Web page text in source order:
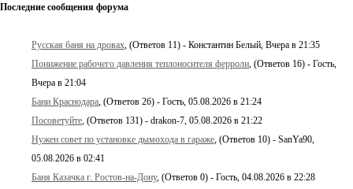
Последние сообщения форума
Русская баня на дровах , (Ответов 11) - Константин Белый, Вчера в 21:35
Понижение рабочего давления теплоносителя ферроли , (Ответов 16) - Гость,
Вчера в 21:04
Бани Краснодара , (Ответов 26) - Гость, 05.08.2026 в 21:24
Посоветуйте , (Ответов 131) - drakon-7, 05.08.2026 в 21:22
Нужен совет по установке дымохода в гараже , (Ответов 10) - SanYa90,
05.08.2026 в 02:41
Баня Казачка г. Ростов-на-Дону, (Ответов 0) - Гость, 04.08.2026 в 22:28